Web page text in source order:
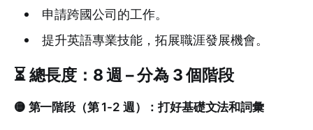
申請跨國公司的工作。
提升英語專業技能，拓展職涯發展機會。
⏳ 總長度：8 週 – 分為 3 個階段
🟡 第一階段（第 1-2 週）：打好基礎文法和詞彙